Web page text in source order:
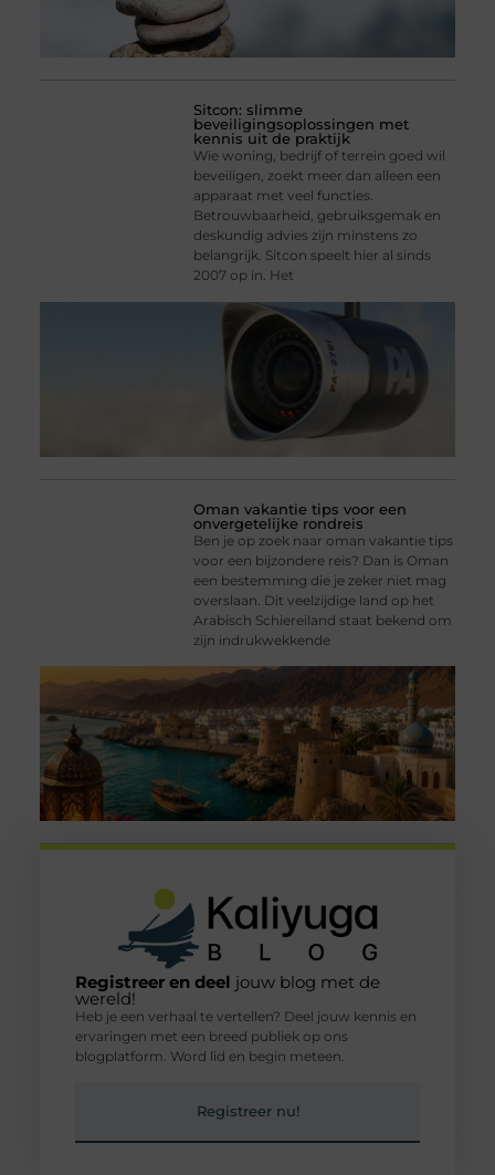
Sitcon: slimme
beveiligingsoplossingen met
kennis uit de praktijk
Wie woning, bedrijf of terrein goed wil
beveiligen, zoekt meer dan alleen een
apparaat met veel functies.
Betrouwbaarheid, gebruiksgemak en
deskundig advies zijn minstens zo
belangrijk. Sitcon speelt hier al sinds
2007 op in. Het
Oman vakantie tips voor een
onvergetelijke rondreis
Ben je op zoek naar oman vakantie tips
voor een bijzondere reis? Dan is Oman
een bestemming die je zeker niet mag
overslaan. Dit veelzijdige land op het
Arabisch Schiereiland staat bekend om
zijn indrukwekkende
Registreer en deel jouw blog met de
wereld!
Heb je een verhaal te vertellen? Deel jouw kennis en
ervaringen met een breed publiek op ons
blogplatform. Word lid en begin meteen.
Registreer nu!